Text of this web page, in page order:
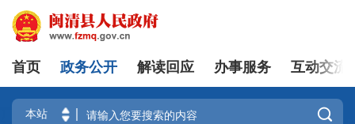
登录 | 注册
首页 政务公开 解读回应 办事服务 互动交流
